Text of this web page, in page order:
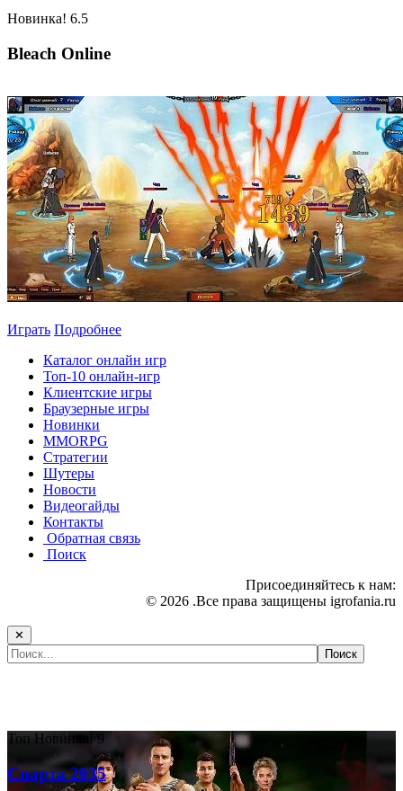
Новинка! 6.5
Bleach Online
Играть Подробнее
Каталог онлайн игр
Топ-10 онлайн-игр
Клиентские игры
Браузерные игры
Новинки
MMORPG
Стратегии
Шутеры
Новости
Видеогайды
Контакты
Обратная связь
Поиск
Присоединяйтесь к нам:
© 2026 .Все права защищены igrofania.ru
✕
Топ Новинка! 9
Спарта 2035